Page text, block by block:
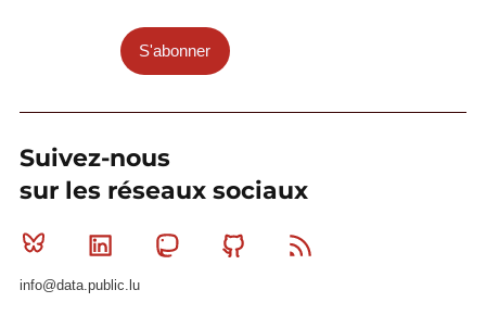
S'abonner
Suivez-nous
sur les réseaux sociaux
Bluesky Linkedin MastodonGithub
info@data.public.lu